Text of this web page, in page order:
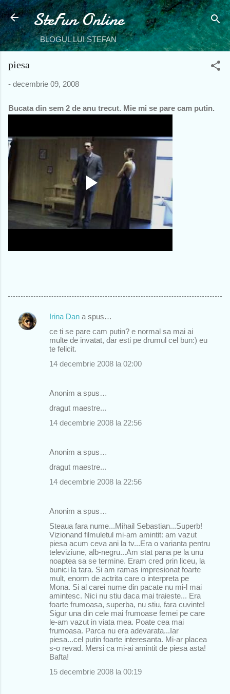
Treceți la conținutul principal
SteFun Online
BLOGUL LUI STEFAN
piesa
- decembrie 09, 2008
Bucata din sem 2 de anu trecut. Mie mi se pare cam putin.
C
Irina Dan a spus…
ce ti se pare cam putin? e normal sa mai ai
multe de invatat, dar esti pe drumul cel bun:) eu
te felicit.
14 decembrie 2008 la 02:00
Anonim a spus…
dragut maestre...
14 decembrie 2008 la 22:56
Anonim a spus…
dragut maestre...
14 decembrie 2008 la 22:56
Anonim a spus…
Steaua fara nume...Mihail Sebastian...Superb!
Vizionand filmuletul mi-am amintit: am vazut
piesa acum ceva ani la tv...Era o varianta pentru
televiziune, alb-negru...Am stat pana pe la unu
noaptea sa se termine. Eram cred prin liceu, la
bunici la tara. Si am ramas impresionat foarte
mult, enorm de actrita care o interpreta pe
Mona. Si al carei nume din pacate nu mi-l mai
amintesc. Nici nu stiu daca mai traieste... Era
foarte frumoasa, superba, nu stiu, fara cuvinte!
Sigur una din cele mai frumoase femei pe care
le-am vazut in viata mea. Poate cea mai
frumoasa. Parca nu era adevarata...Iar
piesa...cel putin foarte interesanta. Mi-ar placea
s-o revad. Mersi ca mi-ai amintit de piesa asta!
Bafta!
15 decembrie 2008 la 00:19